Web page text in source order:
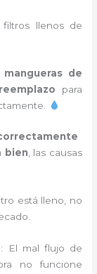
filtros llenos de
mangueras de
para
bien, las causas
está lleno, no
: El mal flujo de
no funcione